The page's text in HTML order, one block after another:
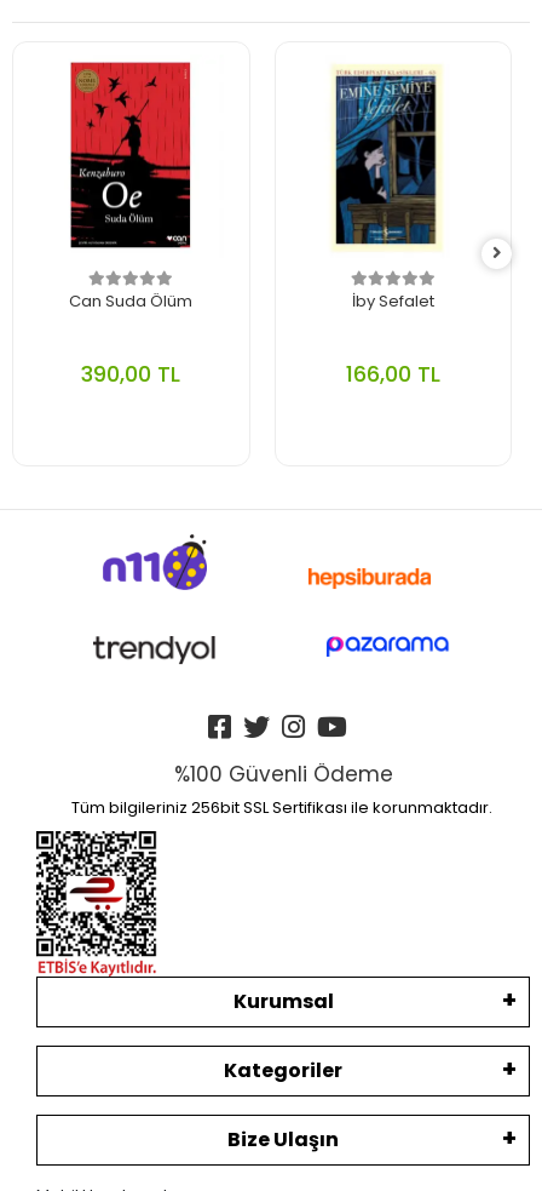
Can Suda Ölüm
390,00 TL
İby Sefalet
166,00 TL
%100 Güvenli Ödeme
Tüm bilgileriniz 256bit SSL Sertifikası ile korunmaktadır.
Kurumsal
Kategoriler
Bize Ulaşın